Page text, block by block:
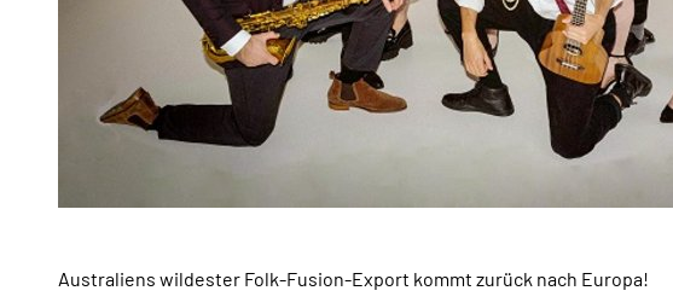
Australiens wildester Folk-Fusion-Export kommt zurück nach Europa!